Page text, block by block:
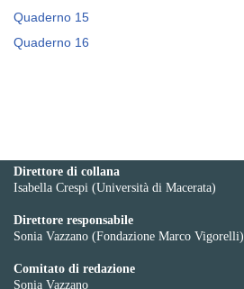
Quaderno 15
Quaderno 16
Direttore di collana
Isabella Crespi (Università di Macerata)
Direttore responsabile
Sonia Vazzano (Fondazione Marco Vigorelli)
Comitato di redazione
Sonia Vazzano